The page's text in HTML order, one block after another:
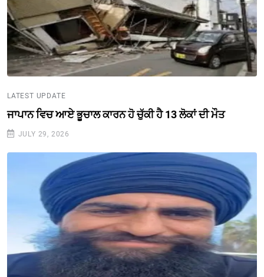
LATEST UPDATE
ਜਾਪਾਨ ਵਿਚ ਆਏ ਭੂਚਾਲ ਕਾਰਨ ਹੋ ਚੁੱਕੀ ਹੈ 13 ਲੋਕਾਂ ਦੀ ਮੌਤ
JULY 29, 2026